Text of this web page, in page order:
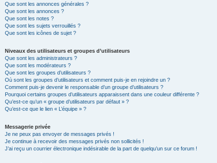
Que sont les annonces générales ?
Que sont les annonces ?
Que sont les notes ?
Que sont les sujets verrouillés ?
Que sont les icônes de sujet ?
Niveaux des utilisateurs et groupes d’utilisateurs
Que sont les administrateurs ?
Que sont les modérateurs ?
Que sont les groupes d’utilisateurs ?
Où sont les groupes d’utilisateurs et comment puis-je en rejoindre un ?
Comment puis-je devenir le responsable d’un groupe d’utilisateurs ?
Pourquoi certains groupes d’utilisateurs apparaissent dans une couleur différente ?
Qu’est-ce qu’un « groupe d’utilisateurs par défaut » ?
Qu’est-ce que le lien « L’équipe » ?
Messagerie privée
Je ne peux pas envoyer de messages privés !
Je continue à recevoir des messages privés non sollicités !
J’ai reçu un courrier électronique indésirable de la part de quelqu’un sur ce forum !